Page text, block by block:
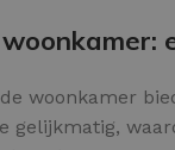
woonkamer
gelijkmatig,